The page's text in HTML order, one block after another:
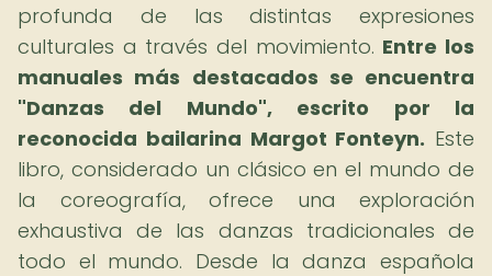
profunda de las distintas expresiones
culturales a través del movimiento. Entre los
manuales más destacados se encuentra
"Danzas del Mundo", escrito por la
reconocida bailarina Margot Fonteyn. Este
libro, considerado un clásico en el mundo de
la coreografía, ofrece una exploración
exhaustiva de las danzas tradicionales de
todo el mundo. Desde la danza española